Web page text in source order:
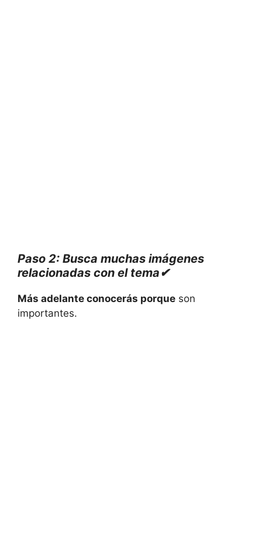
Paso 2: Busca muchas imágenes
relacionadas con el tema✔
Más adelante conocerás porque son
importantes.